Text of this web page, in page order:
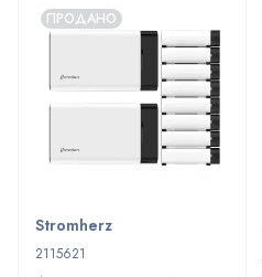
ПРОДАНО
Stromherz
2115621